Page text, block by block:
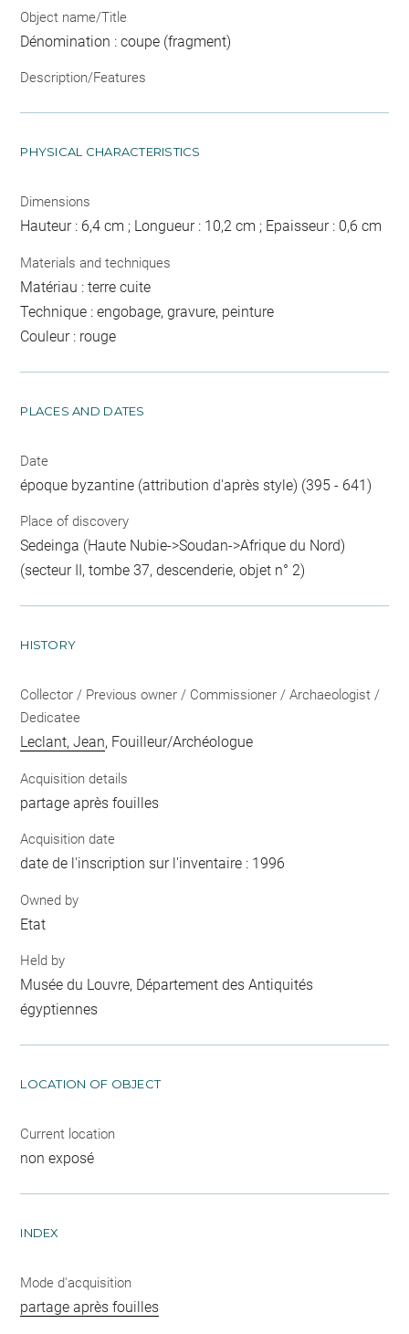
Object name/Title
Dénomination : coupe (fragment)
Description/Features
PHYSICAL CHARACTERISTICS
Dimensions
Hauteur : 6,4 cm ; Longueur : 10,2 cm ; Epaisseur : 0,6 cm
Materials and techniques
Matériau : terre cuite
Technique : engobage, gravure, peinture
Couleur : rouge
PLACES AND DATES
Date
époque byzantine (attribution d'après style) (395 - 641)
Place of discovery
Sedeinga (Haute Nubie->Soudan->Afrique du Nord)
(secteur II, tombe 37, descenderie, objet n° 2)
HISTORY
Collector / Previous owner / Commissioner / Archaeologist /
Dedicatee
Leclant, Jean, Fouilleur/Archéologue
Acquisition details
partage après fouilles
Acquisition date
date de l'inscription sur l'inventaire : 1996
Owned by
Etat
Held by
Musée du Louvre, Département des Antiquités
égyptiennes
LOCATION OF OBJECT
Current location
non exposé
INDEX
Mode d'acquisition
partage après fouilles